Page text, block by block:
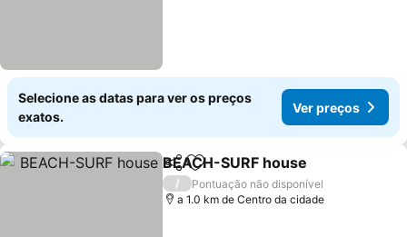
Selecione as datas para ver os preços
exatos.
Ver preços
PartilharAdicionar aos favoritos
BEACH-SURF house
/
Pontuação não disponível
a 1.0 km de Centro da cidade